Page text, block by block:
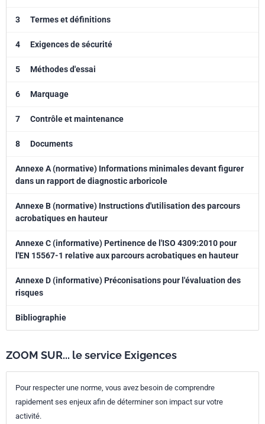
3 Termes et définitions
4 Exigences de sécurité
5 Méthodes d'essai
6 Marquage
7 Contrôle et maintenance
8 Documents
Annexe A (normative) Informations minimales devant figurer
dans un rapport de diagnostic arboricole
Annexe B (normative) Instructions d'utilisation des parcours
acrobatiques en hauteur
Annexe C (informative) Pertinence de l'ISO 4309:2010 pour
l'EN 15567-1 relative aux parcours acrobatiques en hauteur
Annexe D (informative) Préconisations pour l'évaluation des
risques
Bibliographie
ZOOM SUR... le service Exigences
Pour respecter une norme, vous avez besoin de comprendre
rapidement ses enjeux afin de déterminer son impact sur votre
activité.